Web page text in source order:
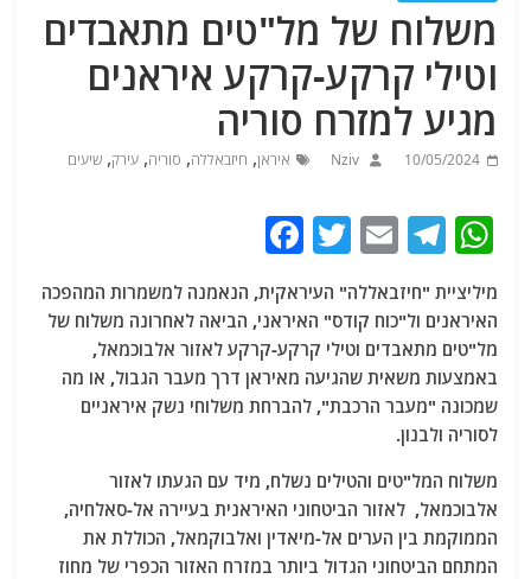
משלוח של מל"טים מתאבדים
וטילי קרקע-קרקע איראנים
מגיע למזרח סוריה
10/05/2024
Nziv איראן, חיזבאללה, סוריה,עירק,שיעים
W
at
s
A
p
p
T
e
g
ra
m
E
m
ai
l
T
itt
er
c
e
b
o
o
k
מיליציית "חיזבאללה" העיראקית, הנאמנה למשמרות המהפכה
האיראנים ול"כוח קודס" האיראני, הביאה לאחרונה משלוח של
מל"טים מתאבדים וטילי קרקע-קרקע לאזור אלבוכמאל,
באמצעות משאית שהגיעה מאיראן דרך מעבר הגבול, או מה
שמכונה "מעבר הרכבת", להברחת משלוחי נשק איראניים
לסוריה ולבנון.
משלוח המל"טים והטילים נשלח, מיד עם הגעתו לאזור
אלבוכמאל, לאזור הביטחוני האיראנית בעיירה אל-סאלחיה,
הממוקמת בין הערים אל-מיאדין ואלבוקמאל, הכוללת את
המתחם הביטחוני הגדול ביותר במזרח האזור הכפרי של מחוז